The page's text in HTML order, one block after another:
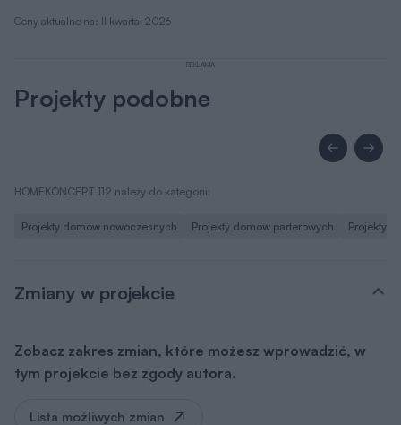
Ceny aktualne na: II kwartał 2026
REKLAMA
Projekty podobne
HOMEKONCEPT 112 należy do kategorii:
Projekty domów nowoczesnych Projekty domów parterowych Projekty
Zmiany w projekcie
Zobacz zakres zmian, które możesz wprowadzić, w
tym projekcie bez zgody autora.
Lista możliwych zmian